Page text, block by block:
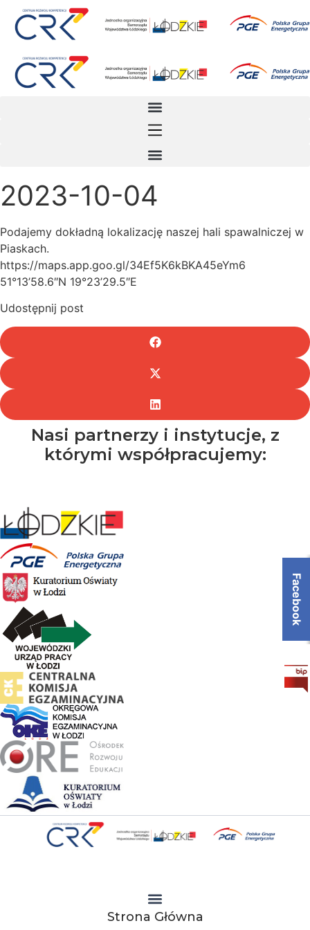
Facebook
Przejdź
treści
2023-10-04
Podajemy dokładną lokalizację naszej hali spawalniczej w
Piaskach.
https://maps.app.goo.gl/34Ef5K6kBKA45eYm6
51°13’58.6″N 19°23’29.5″E
Udostępnij post
Nasi partnerzy i instytucje, z
którymi współpracujemy:
Strona Główna